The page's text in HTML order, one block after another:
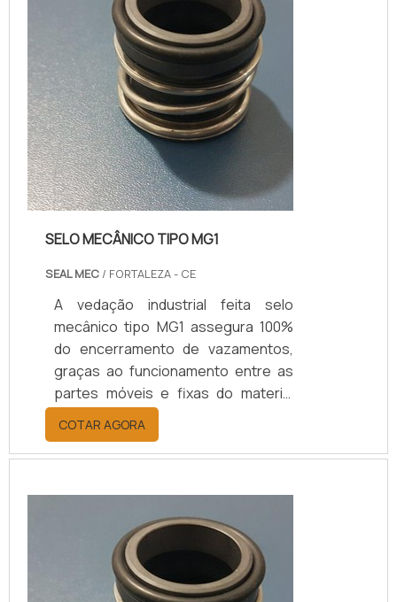
rotina. São peças que dispõe a
funcionalidade co...
SELO MECÂNICO TIPO MG1
SEAL MEC / FORTALEZA - CE
A vedação industrial feita selo
mecânico tipo MG1 assegura 100%
do encerramento de vazamentos,
graças ao funcionamento entre as
partes móveis e fixas do material
que, ao serem pressionadas, evitam
a liberação dos gases ou fluidos.O
tipo de selo mecânico MG1 é indico
-20°C), forte pressão, e com fluídos
em alta velocidade.O selo mecânico
COTAR AGORA